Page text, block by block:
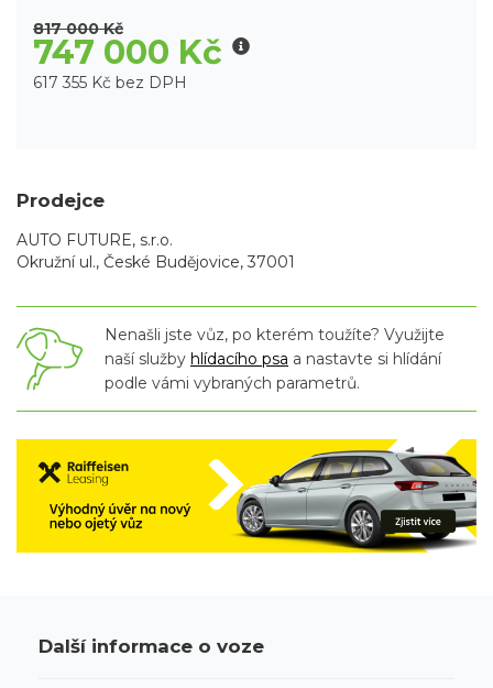
817 000 Kč
747 000 Kč
617 355 Kč bez DPH
Prodejce
AUTO FUTURE, s.r.o.
Okružní ul., České Budějovice, 37001
Nenašli jste vůz, po kterém toužíte? Využijte
naší služby hlídacího psa a nastavte si hlídání
podle vámi vybraných parametrů.
Další informace o voze